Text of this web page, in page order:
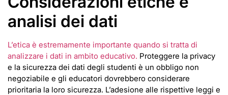
analisi dei dati
L’etica è estremamente importante quando si tratta di
analizzare i dati in ambito educativo. Proteggere la privacy
e la sicurezza dei dati degli studenti è un obbligo non
negoziabile e gli educatori dovrebbero considerare
prioritaria la loro sicurezza. L’adesione alle rispettive leggi e